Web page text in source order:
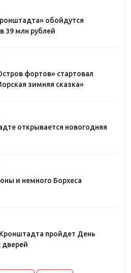
обойдутся
39 млн рублей
фортов» стартовал
зимняя сказка»
открывается новогодняя
и немного Борхеса
пройдет День
дверей